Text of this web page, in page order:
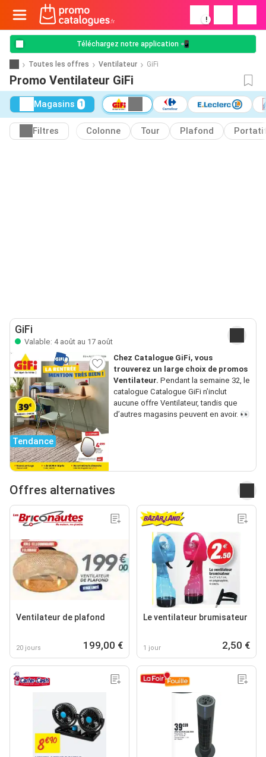
!
Téléchargez notre application 📲
Toutes les offres Ventilateur GiFi
Promo Ventilateur GiFi
Magasins 1
Filtres Colonne Tour Plafond
GiFi
Valable: 4 août au 17 août
Tendance
Chez Catalogue GiFi, vous
trouverez un large choix de promos
Ventilateur. Pendant la semaine 32, le
catalogue Catalogue GiFi n’inclut
aucune offre Ventilateur, tandis que
d’autres magasins peuvent en avoir. 👀
Offres alternatives
Ventilateur de plafond
20 jours 199,00 €
Le ventilateur brumisateur
1 jour 2,50 €